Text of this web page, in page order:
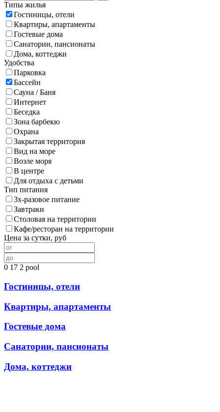
Типы жилья
Гостиницы, отели
Квартиры, апартаменты
Гостевые дома
Санатории, пансионаты
Дома, коттеджи
Удобства
Парковка
Бассейн
Сауна / Баня
Интернет
Беседка
Зона барбекю
Охрана
Закрытая территория
Вид на море
Возле моря
В центре
Для отдыха с детьми
Тип питания
3х-разовое питание
Завтраки
Столовая на территории
Кафе/ресторан на территории
Цена за сутки, руб
0 17 2 pool
Гостиницы, отели
Квартиры, апартаменты
Гостевые дома
Санатории, пансионаты
Дома, коттеджи